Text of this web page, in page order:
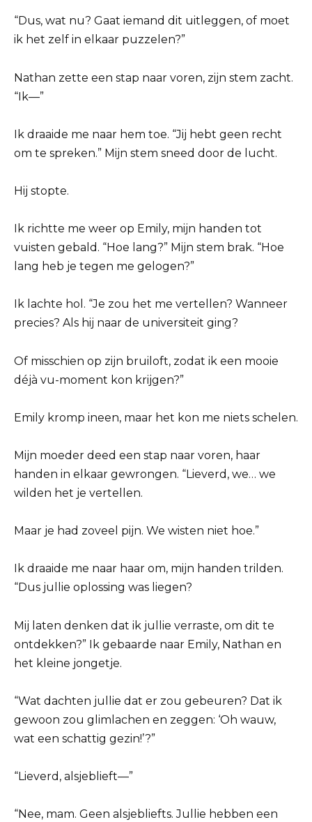
“Dus, wat nu? Gaat iemand dit uitleggen, of moet
ik het zelf in elkaar puzzelen?”
Nathan zette een stap naar voren, zijn stem zacht.
“Ik—”
Ik draaide me naar hem toe. “Jij hebt geen recht
om te spreken.” Mijn stem sneed door de lucht.
Hij stopte.
Ik richtte me weer op Emily, mijn handen tot
vuisten gebald. “Hoe lang?” Mijn stem brak. “Hoe
lang heb je tegen me gelogen?”
Ik lachte hol. “Je zou het me vertellen? Wanneer
precies? Als hij naar de universiteit ging?
Of misschien op zijn bruiloft, zodat ik een mooie
déjà vu-moment kon krijgen?”
Emily kromp ineen, maar het kon me niets schelen.
Mijn moeder deed een stap naar voren, haar
handen in elkaar gewrongen. “Lieverd, we… we
wilden het je vertellen.
Maar je had zoveel pijn. We wisten niet hoe.”
Ik draaide me naar haar om, mijn handen trilden.
“Dus jullie oplossing was liegen?
Mij laten denken dat ik jullie verraste, om dit te
ontdekken?” Ik gebaarde naar Emily, Nathan en
het kleine jongetje.
“Wat dachten jullie dat er zou gebeuren? Dat ik
gewoon zou glimlachen en zeggen: ‘Oh wauw,
wat een schattig gezin!’?”
“Lieverd, alsjeblieft—”
“Nee, mam. Geen alsjebliefts. Jullie hebben een